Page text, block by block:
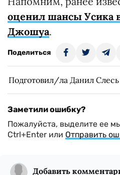
оценил шансы Усика
Джошуа.
Поделиться
Подготовил/ла Данил Слесь
Заметили ошибку?
Пожалуйста, выделите ее
Ctrl+Enter или Отправить
Добавить